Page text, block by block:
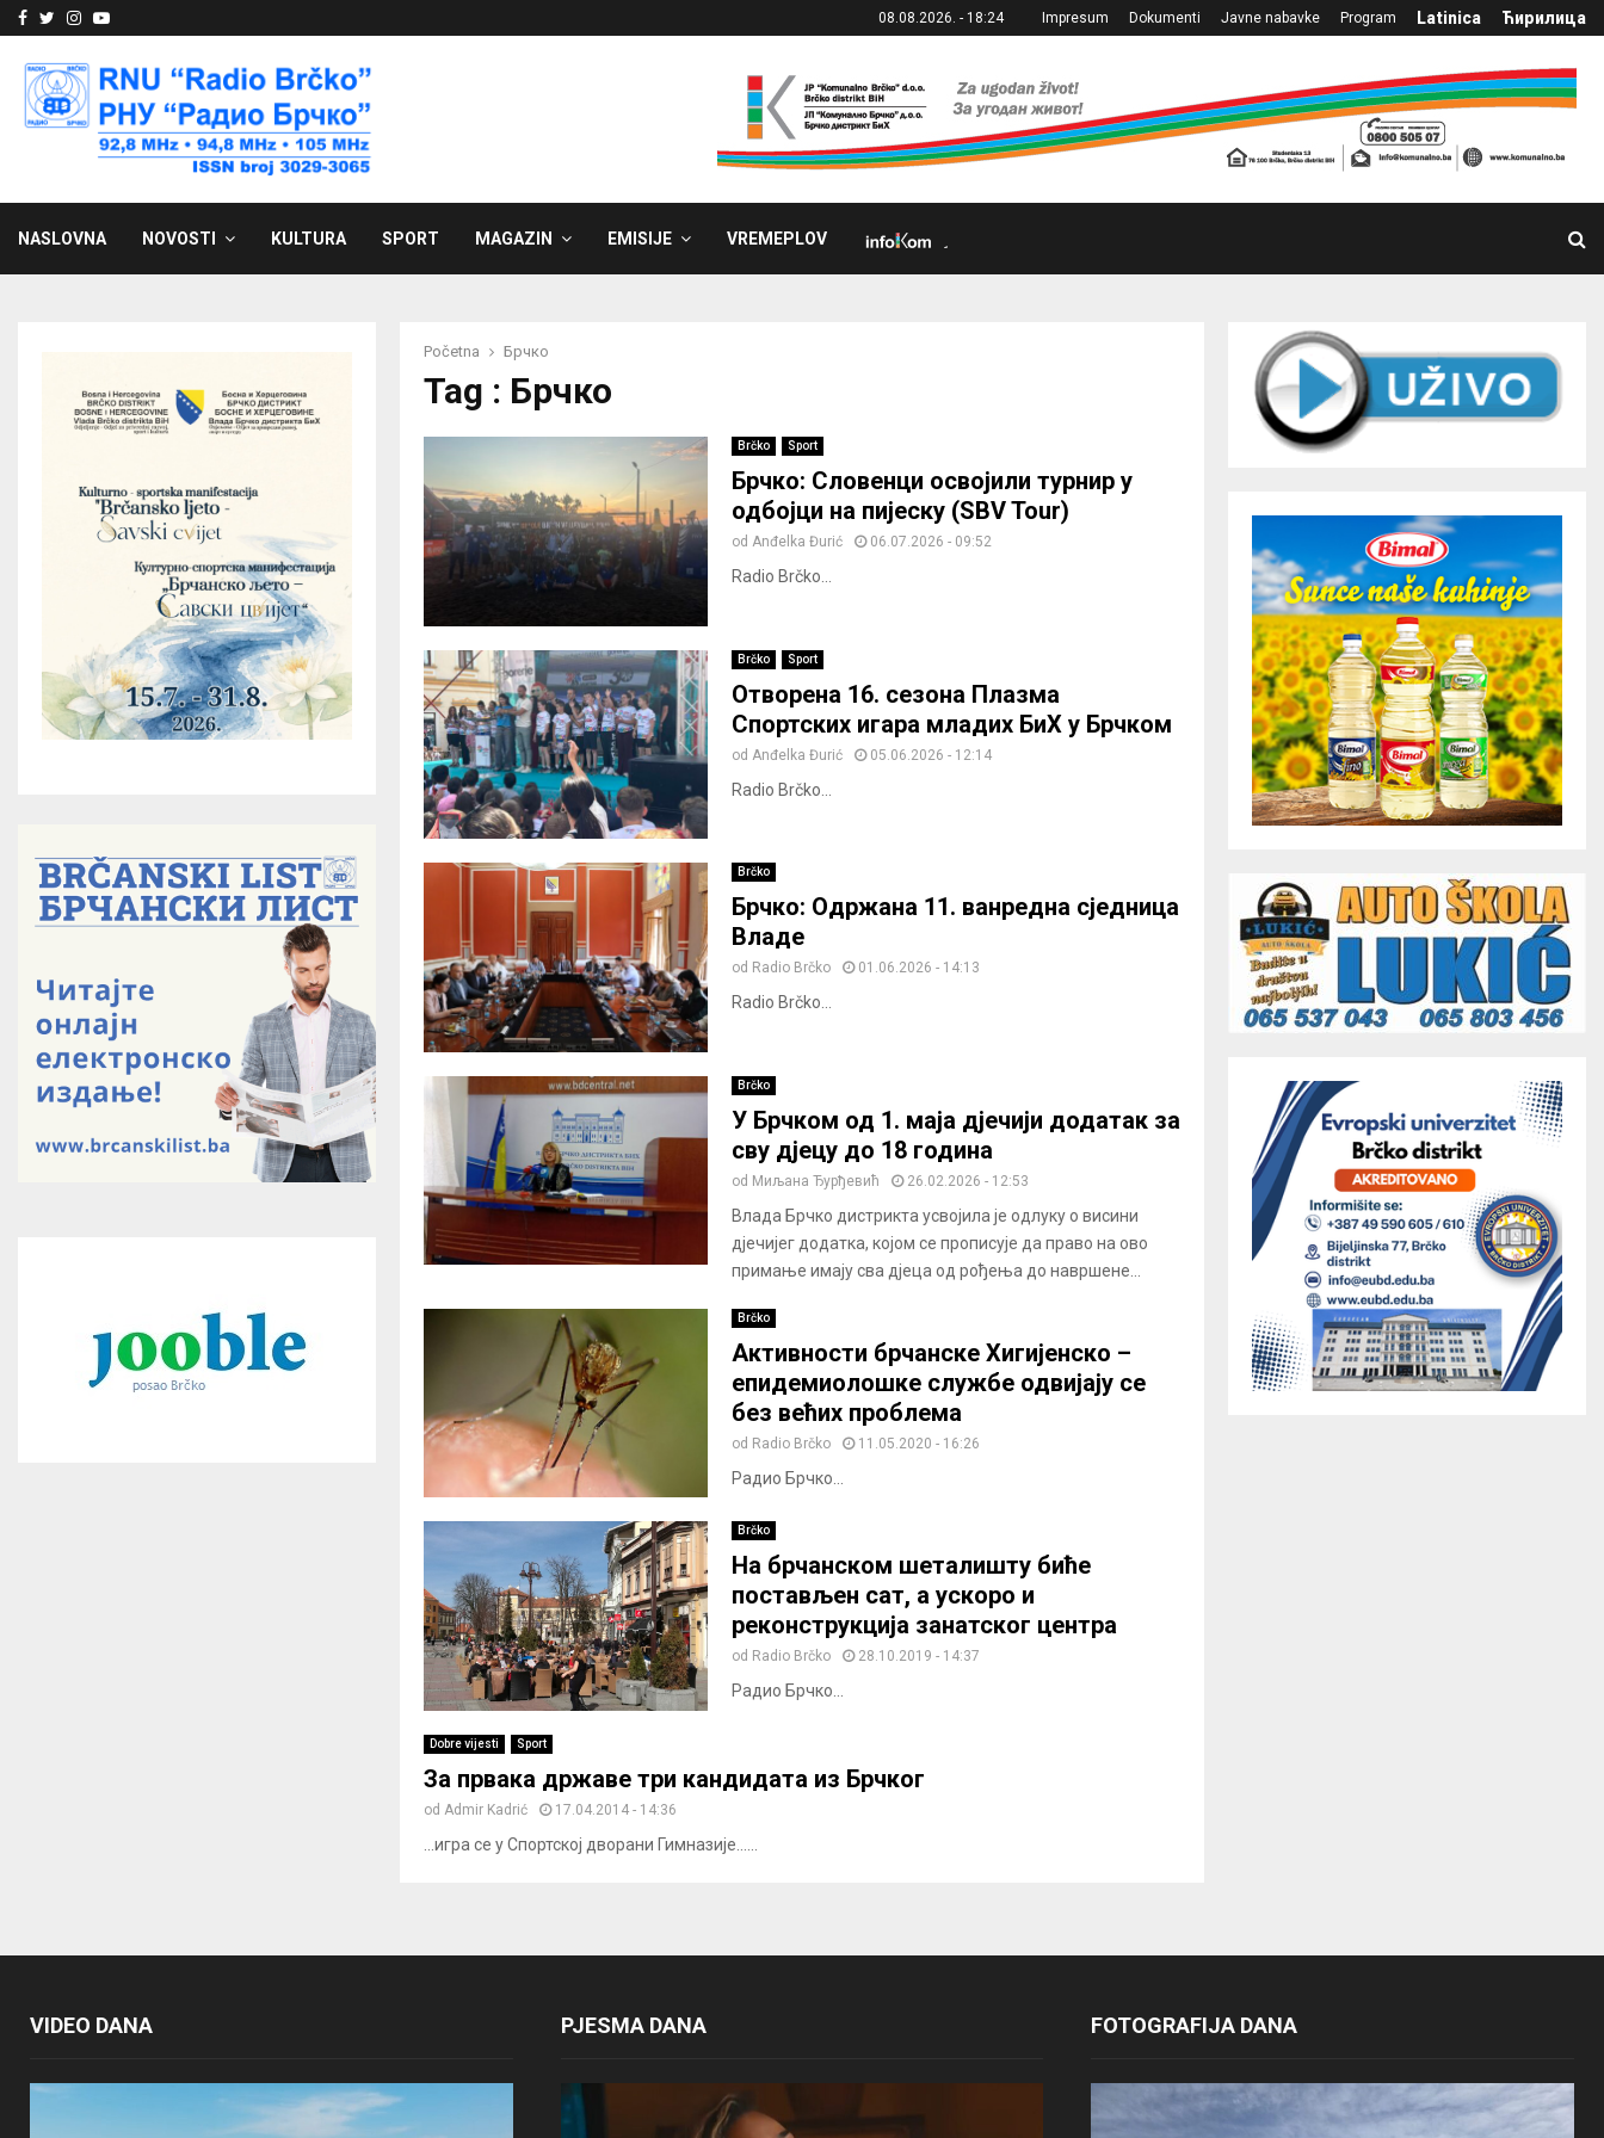
Facebook
Twitter
Instagram
Youtube 08.08.2026. - 18:24 Impresum Dokumenti Javne nabavke Program Latinica Ћирилица
NASLOVNA NOVOSTI KULTURA SPORT MAGAZIN EMISIJE VREMEPLOV
Početna Брчко
Tag : Брчко
Brčko Sport
Брчко: Словенци освојили турнир у
одбојци на пијеску (SBV Tour)
od Anđelka Đurić 06.07.2026 - 09:52
Radio Brčko...
Brčko Sport
Отворена 16. сезона Плазма
Спортских игара младих БиХ у Брчком
od Anđelka Đurić 05.06.2026 - 12:14
Radio Brčko...
Brčko
Брчко: Одржана 11. ванредна сједница
Владе
od Radio Brčko 01.06.2026 - 14:13
Radio Brčko...
Brčko
У Брчком од 1. маја дјечији додатак за
сву дјецу до 18 година
od Миљана Ђурђевић 26.02.2026 - 12:53
Влада Брчко дистрикта усвојила је одлуку о висини
дјечијег додатка, којом се прописује да право на ово
примање имају сва дјеца од рођења до навршене...
Brčko
Активности брчанске Хигијенско –
епидемиолошке службе одвијају се
без већих проблема
od Radio Brčko 11.05.2020 - 16:26
Радио Брчко...
Brčko
На брчанском шеталишту биће
постављен сат, а ускоро и
реконструкција занатског центра
od Radio Brčko 28.10.2019 - 14:37
Радио Брчко...
Dobre vijesti Sport
За првака државе три кандидата из Брчког
od Admir Kadrić 17.04.2014 - 14:36
...игра се у Спортској дворани Гимназије......
VIDEO DANA PJESMA DANA FOTOGRAFIJA DANA